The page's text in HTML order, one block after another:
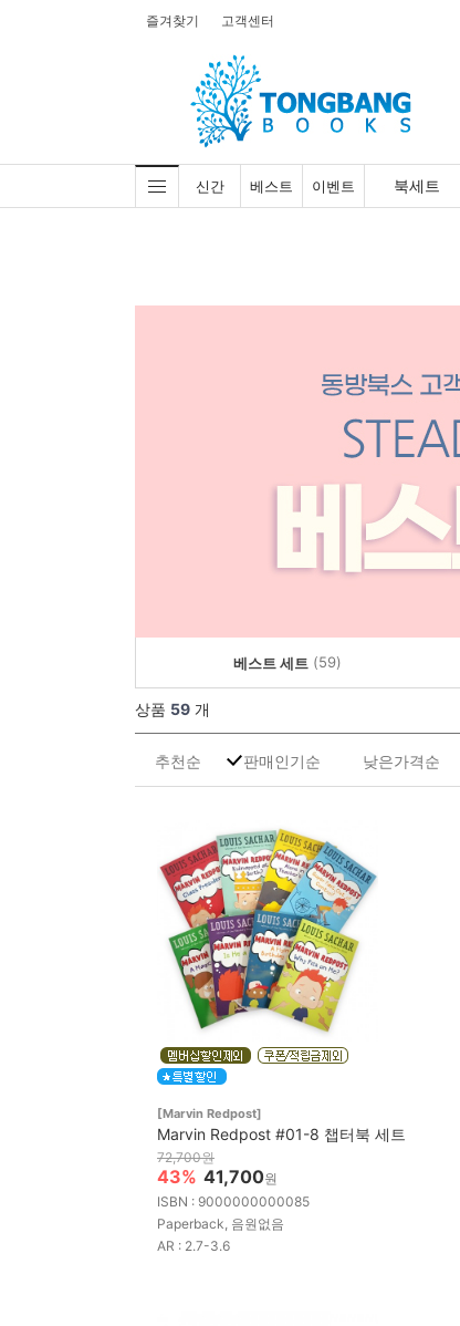
즐겨찾기 고객센터
신간 베스트 이벤트 북세트
베스트 세트 (59)
상품 59 개
추천순 판매인기순 낮은가격순
[Marvin Redpost]
Marvin Redpost #01-8 챕터북 세트
72,700원
43% 41,700원
ISBN : 9000000000085
Paperback, 음원없음
AR : 2.7-3.6